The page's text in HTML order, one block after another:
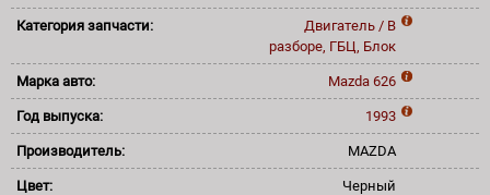
Категория запчасти:
Двигатель / В
разборе, ГБЦ, Блок
Марка авто: Mazda 626
Год выпуска: 1993
Производитель: MAZDA
Цвет: Черный